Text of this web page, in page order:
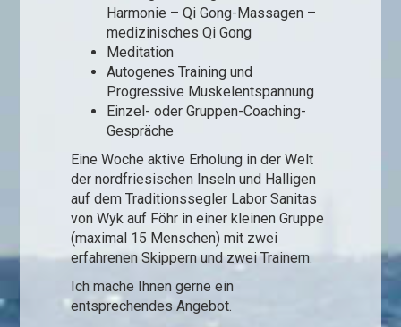
Harmonie – Qi Gong-Massagen –
medizinisches Qi Gong
Meditation
Autogenes Training und
Progressive Muskelentspannung
Einzel- oder Gruppen-Coaching-
Gespräche
Eine Woche aktive Erholung in der Welt
der nordfriesischen Inseln und Halligen
auf dem Traditionssegler Labor Sanitas
von Wyk auf Föhr in einer kleinen Gruppe
(maximal 15 Menschen) mit zwei
erfahrenen Skippern und zwei Trainern.
Ich mache Ihnen gerne ein
entsprechendes Angebot.